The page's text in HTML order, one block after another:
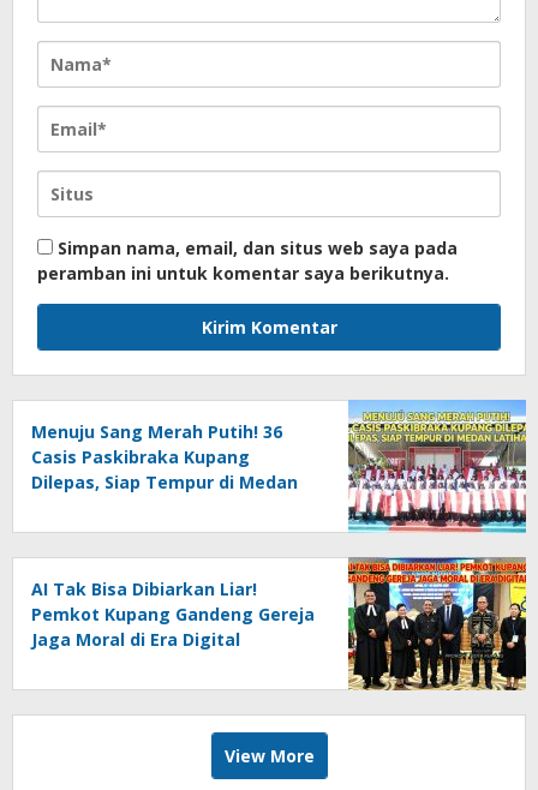
Simpan nama, email, dan situs web saya pada
peramban ini untuk komentar saya berikutnya.
Menuju Sang Merah Putih! 36
Casis Paskibraka Kupang
Dilepas, Siap Tempur di Medan
AI Tak Bisa Dibiarkan Liar!
Pemkot Kupang Gandeng Gereja
Jaga Moral di Era Digital
View More